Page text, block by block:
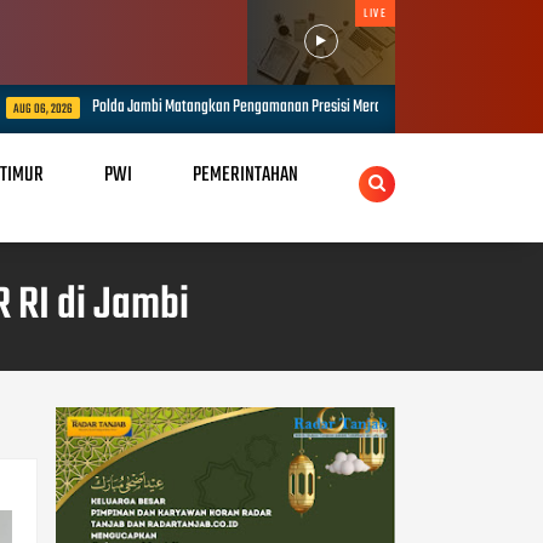
LIVE
Polda Jambi Matangkan Pengamanan Presisi Merdeka Run 2026 Melalui Tactical Floor
PWI PEMERINTAHAN
RI di Jambi